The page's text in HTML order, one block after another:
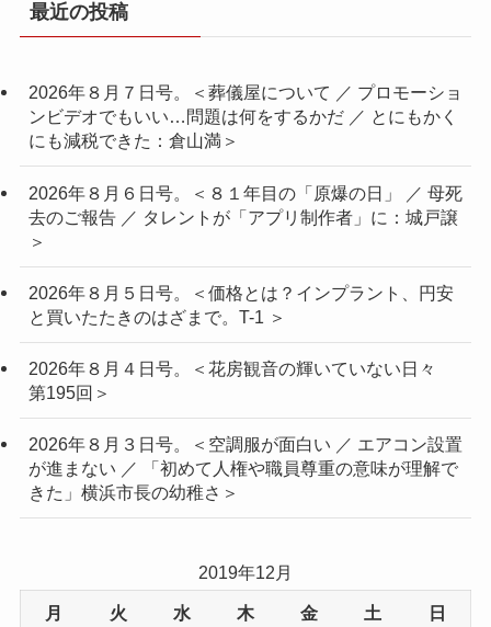
最近の投稿
2026年８月７日号。＜葬儀屋について ／ プロモーショ
ンビデオでもいい…問題は何をするかだ ／ とにもかく
にも減税できた：倉山満＞
2026年８月６日号。＜８１年目の「原爆の日」 ／ 母死
去のご報告 ／ タレントが「アプリ制作者」に：城戸譲
＞
2026年８月５日号。＜価格とは？インプラント、円安
と買いたたきのはざまで。T-1 ＞
2026年８月４日号。＜花房観音の輝いていない日々
第195回＞
2026年８月３日号。＜空調服が面白い ／ エアコン設置
が進まない ／ 「初めて人権や職員尊重の意味が理解で
きた」横浜市長の幼稚さ＞
2019年12月
月 火 水 木 金 土 日